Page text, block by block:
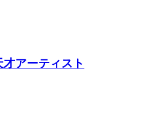
アーティスト